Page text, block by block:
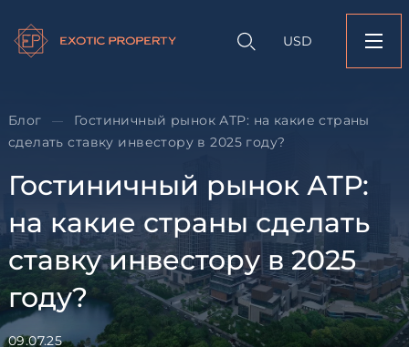
USD
Блог —
Гостиничный рынок АТР: на какие страны
сделать ставку инвестору в 2025 году?
Гостиничный рынок АТР:
на какие страны сделать
ставку инвестору в 2025
году?
09.07.25
Оставить
Согласен с
по обработке
объекту
Гостиничный
какие страны
Оставьте заявку и
свяжется с вами
недвижимости